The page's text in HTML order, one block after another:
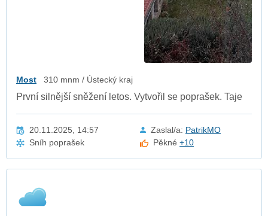
Most 310 mnm / Ústecký kraj
První silnější sněžení letos. Vytvořil se poprašek. Taje
20.11.2025, 14:57 Zaslal/a: PatrikMO
Sníh poprašek
Pěkné+10